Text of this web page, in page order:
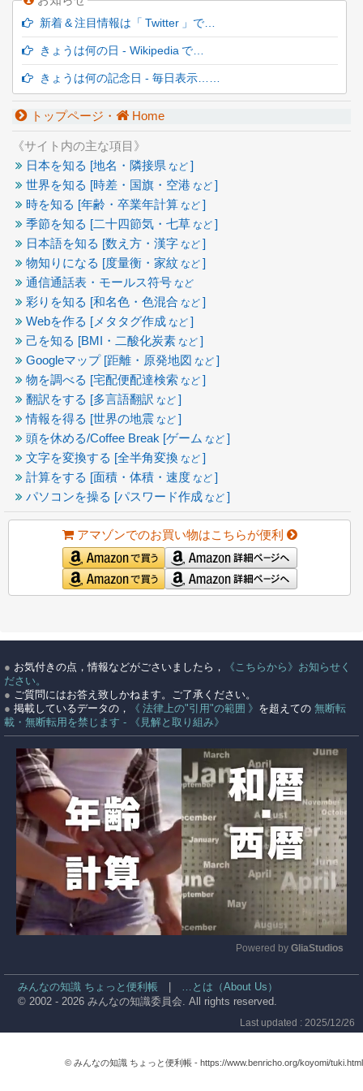
新着 & 注目情報は「 Twitter 」で…
きょうは何の日 - Wikipedia で…
きょうは何の記念日 - 毎日表示……
トップページ・ Home
《サイト内の主な項目》
日本を知る [地名・隣接県 など ]
世界を知る [時差・国旗・空港 など ]
時を知る [年齢・卒業年計算 など ]
季節を知る [二十四節気・七草 など ]
日本語を知る [数え方・漢字 など ]
物知りになる [度量衡・家紋 など ]
通信通話表・モールス符号 など
彩りを知る [和名色・色混合 など ]
Webを作る [メタタグ作成 など ]
己を知る [BMI・二酸化炭素 など ]
Googleマップ [距離・原発地図 など ]
物を調べる [宅配便配達検索 など ]
翻訳をする [多言語翻訳 など ]
情報を得る [世界の地震 など ]
頭を休める/Coffee Break [ゲーム など ]
文字を変換する [全半角変換 など ]
計算をする [面積・体積・速度 など ]
パソコンを操る [パスワード作成 など ]
アマゾンでのお買い物はこちらが便利
● お気付きの点，情報などがごさいましたら，
《こちらから》お知らせく
ださい。
● ご質問にはお答え致しかねます。ご了承ください。
● 掲載しているデータの， 《 法律上の"引用"の範囲 》 を超えての 無断転
載・無断転用を禁じます - 《見解と取り組み》
Powered by GliaStudios
みんなの知識 ちょっと便利帳
…とは（About Us）
© 2002 - 2026 みんなの知識委員会. All rights reserved.
Last updated : 2025/12/26
© みんなの知識 ちょっと便利帳 - https://www.benricho.org/koyomi/tuki.html